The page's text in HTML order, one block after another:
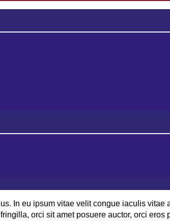
In eu ipsum vitae velit congue iaculis vitae
orci sit amet posuere auctor, orci